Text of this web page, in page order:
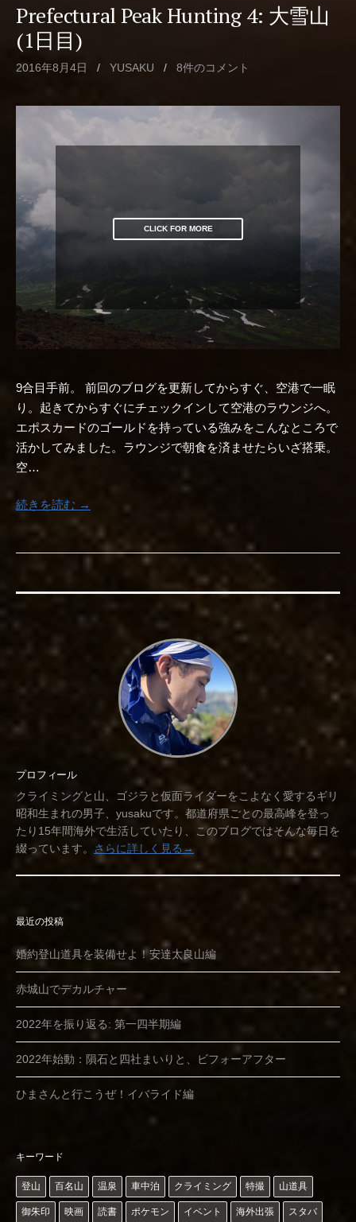
Prefectural Peak Hunting 4: 大雪山
(1日目)
2016年8月4日 / YUSAKU / 8件のコメント
CLICK FOR MORE
9合目手前。 前回のブログを更新してからすぐ、空港で一眠
り。起きてからすぐにチェックインして空港のラウンジへ。
エポスカードのゴールドを持っている強みをこんなところで
活かしてみました。ラウンジで朝食を済ませたらいざ搭乗。
空…
続きを読む →
プロフィール
クライミングと山、ゴジラと仮面ライダーをこよなく愛するギリ
昭和生まれの男子、yusakuです。都道府県ごとの最高峰を登っ
たり15年間海外で生活していたり、このブログではそんな毎日を
綴っています。 さらに詳しく見る→
最近の投稿
婚約登山道具を装備せよ！安達太良山編
赤城山でデカルチャー
2022年を振り返る: 第一四半期編
2022年始動：隕石と四社まいりと、ビフォーアフター
ひまさんと行こうぜ！イバライド編
キーワード
登山 百名山 温泉 車中泊 クライミング 特撮 山道具
御朱印 映画 読書 ポケモン イベント 海外出張 スタバ